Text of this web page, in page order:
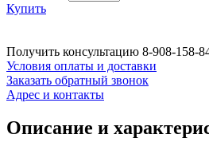
Купить
Получить консультацию 8-908-158-
Условия оплаты и доставки
Заказать обратный звонок
Адрес и контакты
Описание и